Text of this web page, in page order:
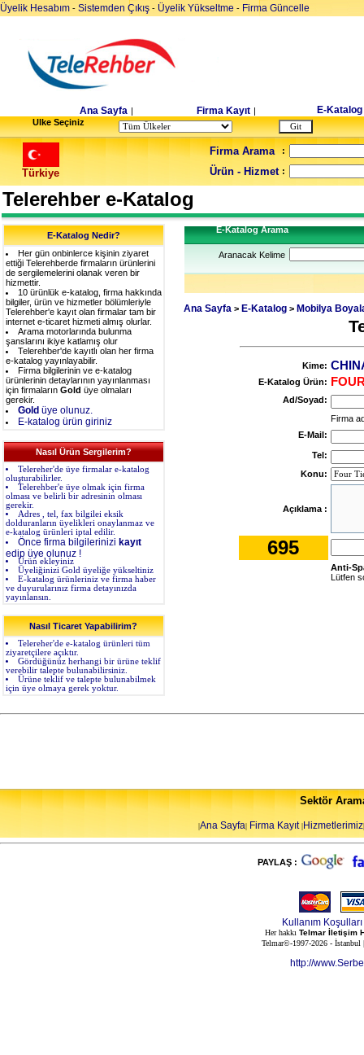
Üyelik Hesabım - Sistemden Çıkış - Üyelik Yükseltme - Firma Güncelle
Ana Sayfa | Firma Kayıt | E-Katalog
Ulke Seçiniz
Türkiye
Firma Arama :
Ürün - Hizmet :
Telerehber e-Katalog
E-Katalog Nedir?
Her gün onbinlerce kişinin ziyaret
ettiği Telerehberde firmaların ürünlerini
de sergilemelerini olanak veren bir
hizmettir.
10 ürünlük e-katalog, firma hakkında
bilgiler, ürün ve hizmetler bölümleriyle
Telerehber'e kayıt olan firmalar tam bir
internet e-ticaret hizmeti almış olurlar.
Arama motorlarında bulunma
şanslarını ikiye katlamış olur
Telerehber'de kayıtlı olan her firma
e-katalog yayınlayabilir.
Firma bilgilerinin ve e-katalog
ürünlerinin detaylarının yayınlanması
için firmaların Gold üye olmaları
gerekir.
Gold üye olunuz.
E-katalog ürün giriniz
Nasıl Ürün Sergilerim?
Telereher'de üye firmalar e-katalog
oluşturabilirler.
Telerehber'e üye olmak için firma
olması ve belirli bir adresinin olması
gerekir.
Adres , tel, fax bilgilei eksik
dolduranların üyelikleri onaylanmaz ve
e-katalog ürünleri iptal edilir.
Önce firma bilgilerinizi kayıt
edip üye olunuz !
Ürün ekleyiniz
Üyeliğinizi Gold üyeliğe yükseltiniz
E-katalog ürünleriniz ve firma haber
ve duyurularınız firma detayınızda
yayınlansın.
Nasıl Ticaret Yapabilirim?
Telereher'de e-katalog ürünleri tüm
ziyaretçilere açıktır.
Gördüğünüz herhangi bir ürüne teklif
verebilir talepte bulunabilirsiniz.
Ürüne teklif ve talepte bulunabilmek
için üye olmaya gerek yoktur.
E-Katalog Arama
Aranacak Kelime
Ana Sayfa > E-Katalog > Mobilya
Kime:
E-Katalog Ürün:
Ad/Soyad:
Firma
E-Mail:
Tel:
Konu:
Açıklama :
695
Anti-
Lütfen
Sektör
|Ana Sayfa| Firma Kayıt|Hizmetlerimiz|
PAYLAŞ :
Kullanım Koşulları
Her hakkı Telmar İletişim
Telmar©-1997-2026 -
http://